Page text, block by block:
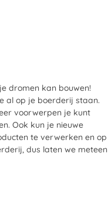
dromen kan bouwen!
al op je boerderij staan.
voorwerpen je kunt
Ook kun je nieuwe
te verwerken en op
dus laten we meteen